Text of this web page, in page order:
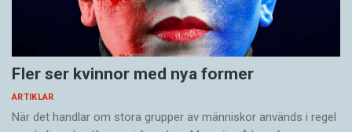
Fler ser kvinnor med nya former
ARTIKLAR
När det handlar om stora grupper av människor används i regel